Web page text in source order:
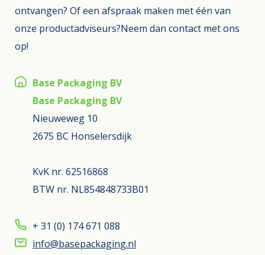
ontvangen? Of een afspraak maken met één van
onze productadviseurs?Neem dan contact met ons
op!
Base Packaging BV
Base Packaging BV
Nieuweweg 10
2675 BC Honselersdijk
KvK nr. 62516868
BTW nr. NL854848733B01
+ 31 (0) 174 671 088
info@basepackaging.nl